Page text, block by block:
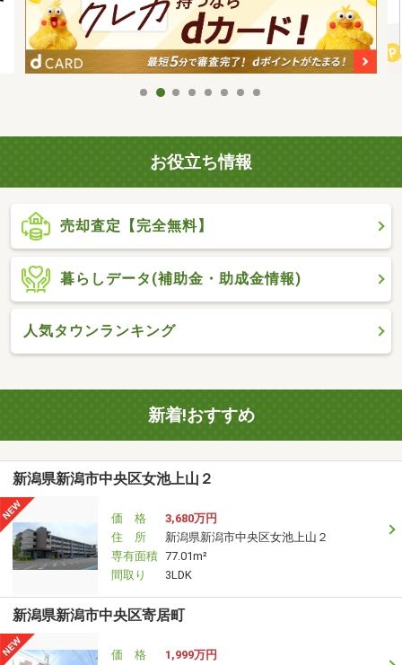
お役立ち情報
売却査定【完全無料】
暮らしデータ(補助金・助成金情報)
人気タウンランキング
新着!おすすめ
新潟県新潟市中央区女池上山２
価 格
3,680万円
住 所
新潟県新潟市中央区女池上山２
専有面積 77.01m²
間取り
3LDK
新潟県新潟市中央区寄居町
価 格
1,999万円